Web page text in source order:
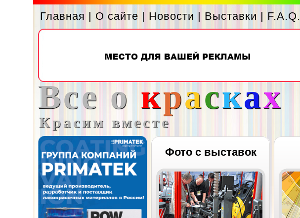
Главная | О сайте | Новости | Выставки | F.A.Q.
Все о красках
Красим вместе
Фото с выставок